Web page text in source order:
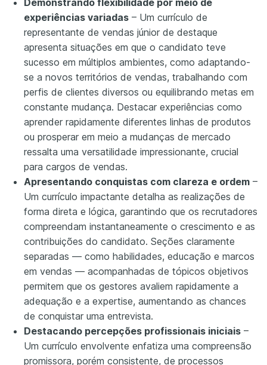
Demonstrando flexibilidade por meio de
experiências variadas – Um currículo de
representante de vendas júnior de destaque
apresenta situações em que o candidato teve
sucesso em múltiplos ambientes, como adaptando-
se a novos territórios de vendas, trabalhando com
perfis de clientes diversos ou equilibrando metas em
constante mudança. Destacar experiências como
aprender rapidamente diferentes linhas de produtos
ou prosperar em meio a mudanças de mercado
ressalta uma versatilidade impressionante, crucial
para cargos de vendas.
Apresentando conquistas com clareza e ordem –
Um currículo impactante detalha as realizações de
forma direta e lógica, garantindo que os recrutadores
compreendam instantaneamente o crescimento e as
contribuições do candidato. Seções claramente
separadas — como habilidades, educação e marcos
em vendas — acompanhadas de tópicos objetivos
permitem que os gestores avaliem rapidamente a
adequação e a expertise, aumentando as chances
de conquistar uma entrevista.
Destacando percepções profissionais iniciais –
Um currículo envolvente enfatiza uma compreensão
promissora, porém consistente, de processos